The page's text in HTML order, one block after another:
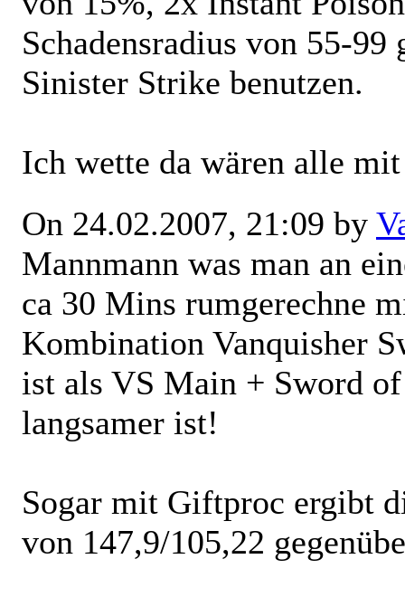
Schadensradius von 55-
Sinister Strike benutzen.
Ich wette da wären alle
On 24.02.2007, 21:09 by
Mannmann was man an
ca 30 Mins rumgerechne
Kombination Vanquisher
ist als VS Main + Sword
langsamer ist!
Sogar mit Giftproc ergibt
von 147,9/105,22